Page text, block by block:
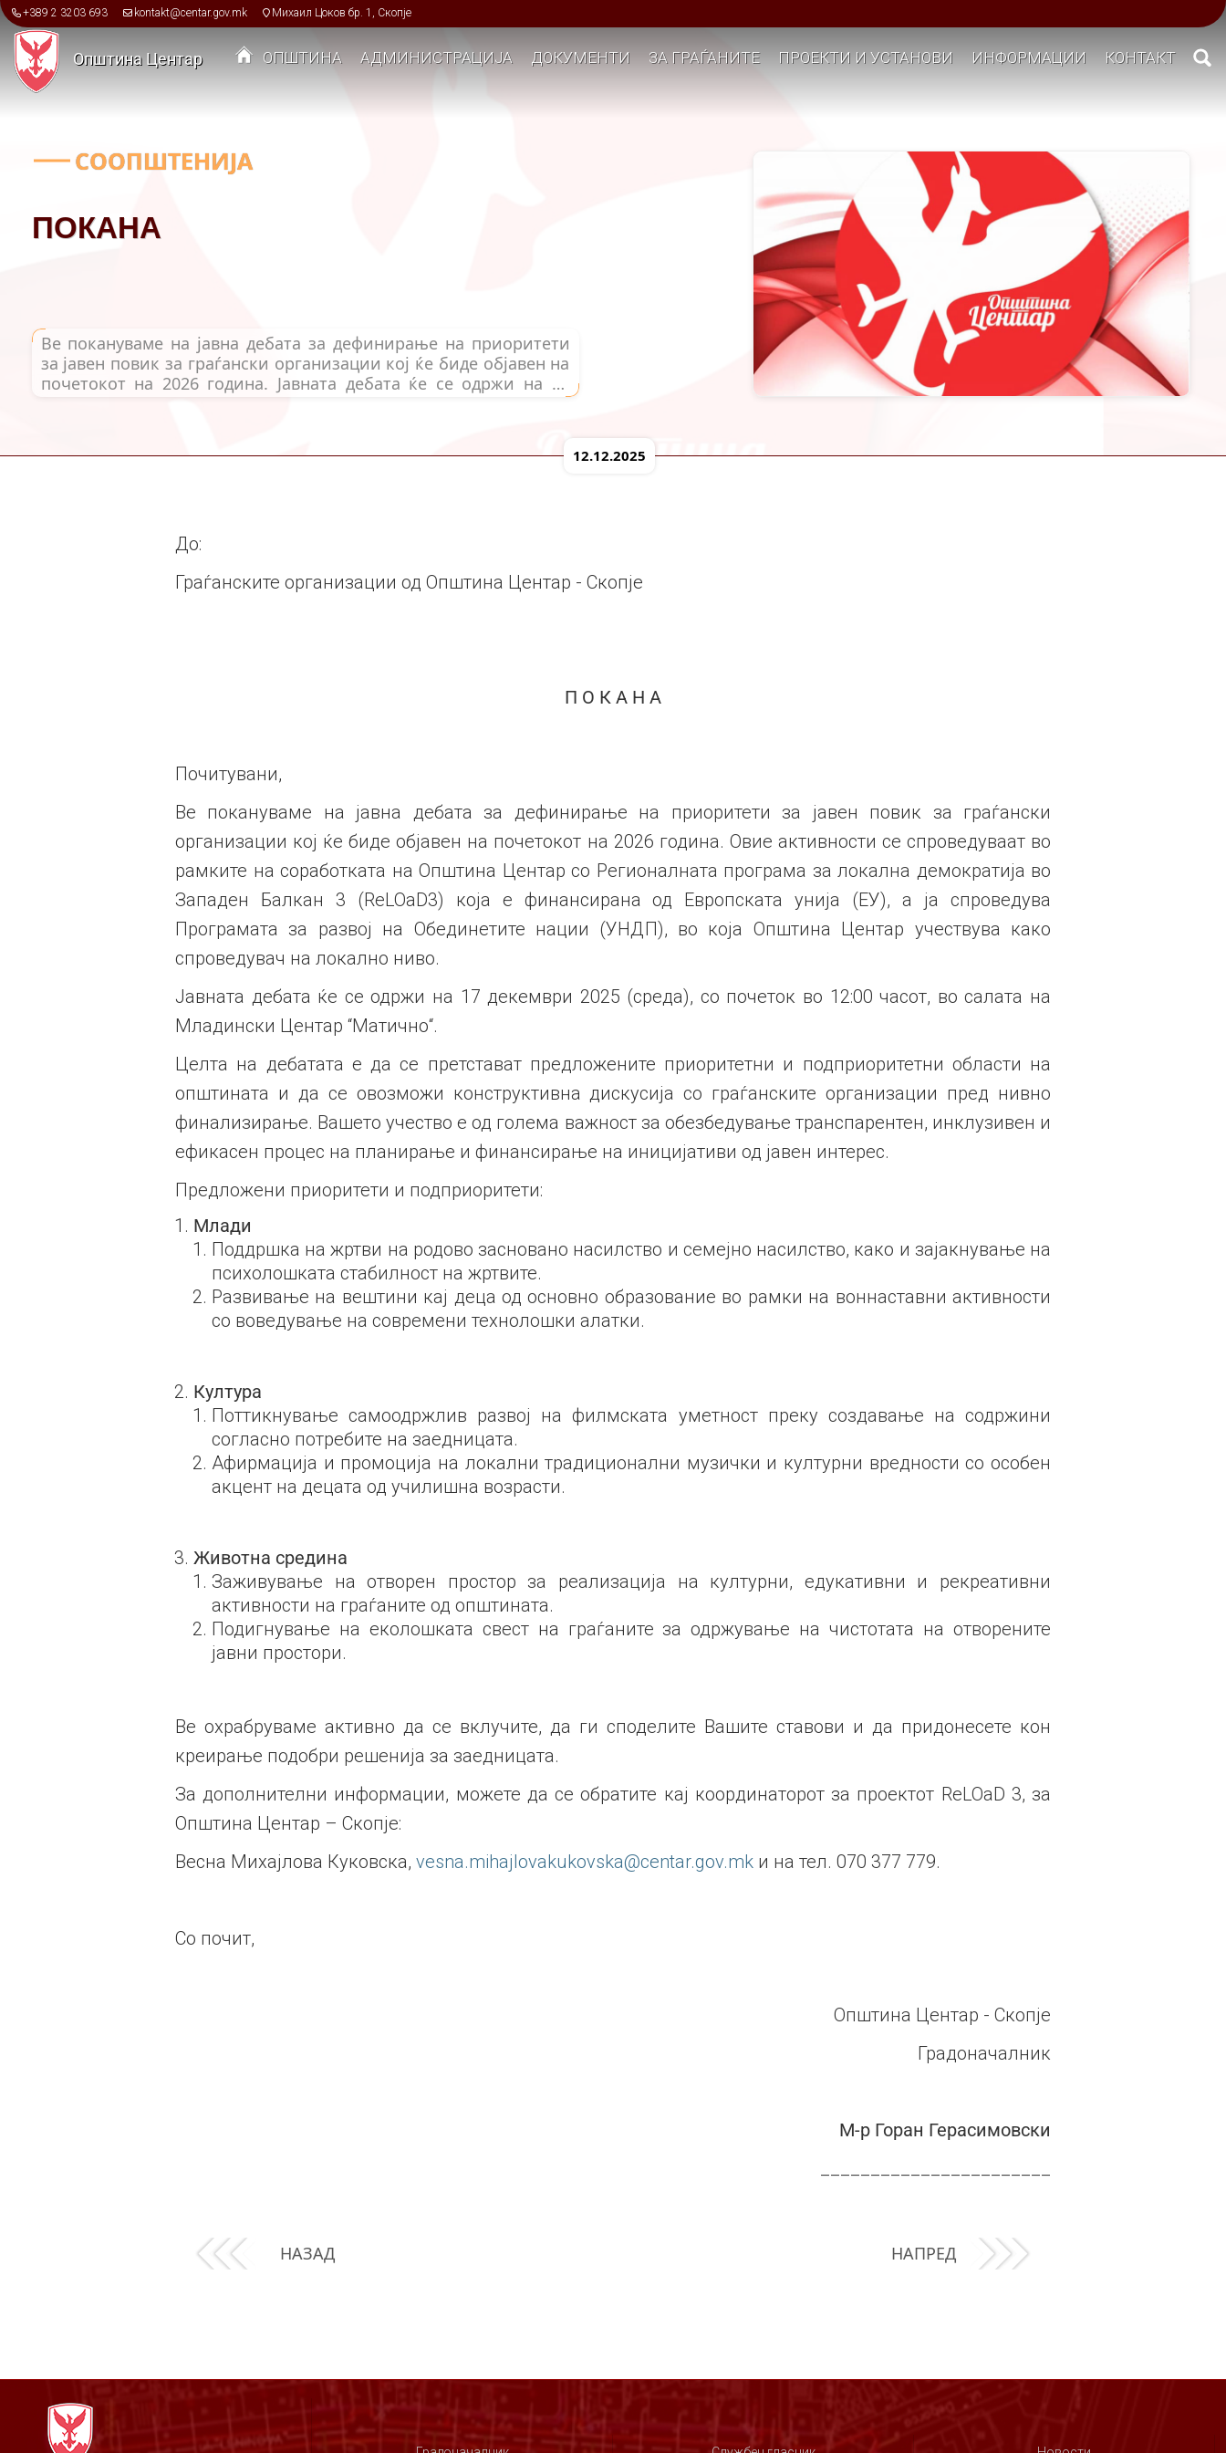
Skip to main content
+389 2 3203 693 kontakt@centar.gov.mk Михаил Цоков бр. 1, Скопје
Општина Центар ОПШТИНА АДМИНИСТРАЦИЈА ДОКУМЕНТИ ЗА ГРАЃАНИТЕ ПРОЕКТИ И УСТАНОВИ ИНФОРМАЦИИ КОНТАКТ
ПОКАНА
СООПШТЕНИЈА
Ве покануваме на јавна дебата за дефинирање на приоритети
за јавен повик за граѓански организации кој ќе биде објавен на
почетокот на 2026 година. Јавната дебата ќе се одржи на 17
декември 2025 (среда), со почеток во 12:00h, во салата на
12.12.2025
До:
Граѓанските организации од Општина Центар - Скопје
П О К А Н А
Почитувани,
Ве покануваме на јавна дебата за дефинирање на приоритети за јавен повик за граѓански
организации кој ќе биде објавен на почетокот на 2026 година. Овие активности се спроведуваат во
рамките на соработката на Општина Центар со Регионалната програма за локална демократија во
Западен Балкан 3 (ReLOaD3) која е финансирана од Европската унија (ЕУ), а ја спроведува
Програмата за развој на Обединетите нации (УНДП), во која Општина Центар учествува како
спроведувач на локално ниво.
Јавната дебата ќе се одржи на 17 декември 2025 (среда), со почеток во 12:00 часот, во салата на
Младински Центар “Матично“.
Целта на дебатата е да се претстават предложените приоритетни и подприоритетни области на
општината и да се овозможи конструктивна дискусија со граѓанските организации пред нивно
финализирање. Вашето учество е од голема важност за обезбедување транспарентен, инклузивен и
ефикасен процес на планирање и финансирање на иницијативи од јавен интерес.
Предложени приоритети и подприоритети:
Млади
Поддршка на жртви на родово засновано насилство и семејно насилство, како и зајакнување на
психолошката стабилност на жртвите.
Развивање на вештини кај деца од основно образование во рамки на воннаставни активности
со воведување на современи технолошки алатки.
Култура
Поттикнување самоодржлив развој на филмската уметност преку создавање на содржини
согласно потребите на заедницата.
Афирмација и промоција на локални традиционални музички и културни вредности со особен
акцент на децата од училишна возрасти.
Животна средина
Заживување на отворен простор за реализација на културни, едукативни и рекреативни
активности на граѓаните од општината.
Подигнување на еколошката свест на граѓаните за одржување на чистотата на отворените
јавни простори.
Ве охрабруваме активно да се вклучите, да ги споделите Вашите ставови и да придонесете кон
креирање подобри решенија за заедницата.
За дополнителни информации, можете да се обратите кај координаторот за проектот ReLOaD 3, за
Општина Центар – Скопје:
Весна Михајлова Куковска, vesna.mihajlovakukovska@centar.gov.mk и на тел. 070 377 779.
Со почит,
Општина Центар - Скопје
Градоначалник
М-р Горан Герасимовски
НАЗАД НАПРЕД